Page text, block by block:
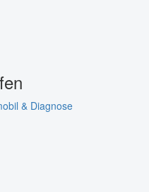
& Diagnose